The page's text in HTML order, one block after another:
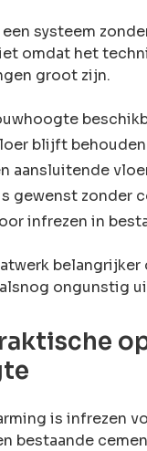
systeem
omdat het
groot zijn.
blijft
aansluitende
gewenst zonder
infrezen in
ongunstig
is infrezen
bestaande